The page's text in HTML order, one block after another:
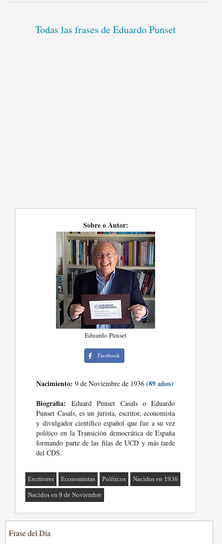
Todas las frases de Eduardo Punset
Sobre o Autor:
Eduardo Punset
Facebook
Nacimiento: 9 de Noviembre de 1936(89 años)
Biografia: Eduard Punset Casals o Eduardo
Punset Casals, es un jurista, escritor, economista
y divulgador científico español que fue a su vez
político en la Transición democrática de España
formando parte de las filas de UCD y más tarde
del CDS.
Escritores Economistas Políticos Nacidos en 1936
Nacidos en 9 de Noviembre
Frase del Día